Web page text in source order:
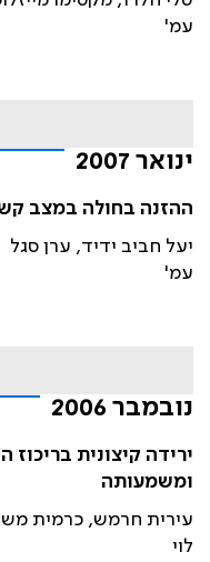
עמ'
ינואר 2007
ההזנה בחולה במצב
יעל חביב ידיד, ערן סגל
עמ'
נובמבר 2006
ירידה קיצונית
ומשמעותה
עירית חרמש, כרמית
לוי